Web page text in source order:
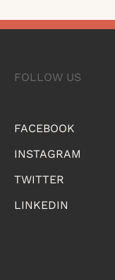
FOLLOW US
FACEBOOK
INSTAGRAM
TWITTER
LINKEDIN